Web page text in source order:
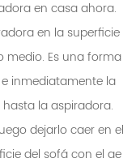
en casa ahora.
en la superficie
medio. Es una forma
inmediatamente la
la aspiradora.
dejarlo caer en el
del sofá con el ae